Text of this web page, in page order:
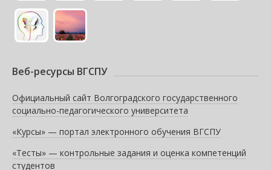
Веб-ресурсы ВГСПУ
Официальный сайт Волгоградского государственного
социально-педагогического университета
«Курсы» — портал электронного обучения ВГСПУ
«Тесты» — контрольные задания и оценка компетенций
студентов